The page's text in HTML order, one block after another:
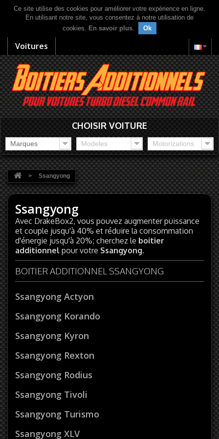
Ce site utilise des cookies pour améliorer votre expérience en ligne.
En utilisant notre site, vous consentez à notre utilisation de
cookies. En savoir plus. Ok
Voitures
CHOISIR VOITURE
Marques Modeles Motorizations
> Ssangyong
Ssangyong
Avec DrakeBox2, vous pouvez augmenter puissance
et couple jusqu'à 40% et réduire la consommation
d'énergie jusqu'à 20%; cherchez le boitier
additionnel pour votre Ssangyong.
BOITIER ADDITIONNEL SSANGYONG
Ssangyong Actyon
Ssangyong Korando
Ssangyong Kyron
Ssangyong Rexton
Ssangyong Rodius
Ssangyong Tivoli
Ssangyong Turismo
Ssangyong XLV